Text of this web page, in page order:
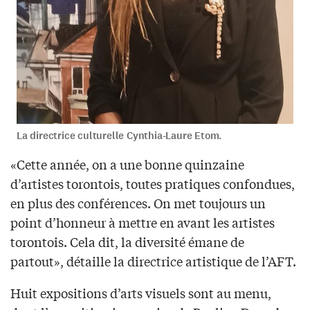
La directrice culturelle Cynthia-Laure Etom.
«Cette année, on a une bonne quinzaine
d’artistes torontois, toutes pratiques confondues,
en plus des conférences. On met toujours un
point d’honneur à mettre en avant les artistes
torontois. Cela dit, la diversité émane de
partout», détaille la directrice artistique de l’AFT.
Huit expositions d’arts visuels sont au menu,